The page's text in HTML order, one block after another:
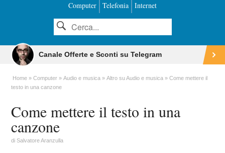
Computer Telefonia Internet
Canale Offerte e Sconti su Telegram
Home Computer Audio e musica Altro su Audio e musica
Come mettere il
testo in una canzone
Come mettere il testo in una
canzone
diSalvatore Aranzulla